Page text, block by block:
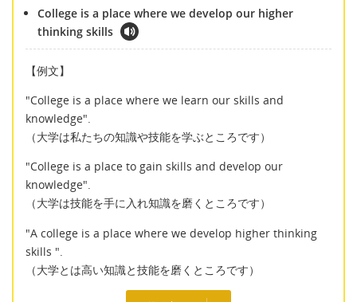
College is a place where we develop our higher
thinking skills
【例文】
"College is a place where we learn our skills and
knowledge".
（大学は私たちの知識や技能を学ぶところです）
"College is a place to gain skills and develop our
knowledge".
（大学は技能を手に入れ知識を磨くところです）
"A college is a place where we develop higher thinking
skills ".
（大学とは高い知識と技能を磨くところです）